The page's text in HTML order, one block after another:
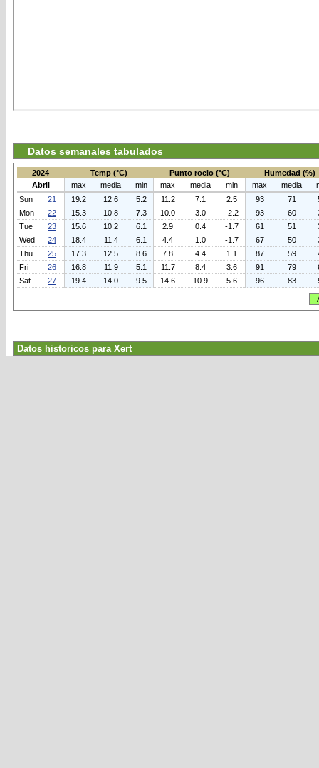
Datos semanales tabulados
2024 Temp (°C) Punto rocio (°C)
Humedad (%)
Abril
max media min max media min max media
Sun
21 19.2 12.6 5.2 11.2 7.1 2.5 93 71
Mon
22 15.3 10.8 7.3 10.0 3.0 -2.2 93 60
Tue
23 15.6 10.2 6.1 2.9 0.4 -1.7 61 51
Wed
24 18.4 11.4 6.1 4.4 1.0 -1.7 67 50
Thu
25 17.3 12.5 8.6 7.8 4.4 1.1 87 59
Fri
26 16.8 11.9 5.1 11.7 8.4 3.6 91 79
Sat
27 19.4 14.0 9.5 14.6 10.9 5.6 96 83
Datos historicos para Xert